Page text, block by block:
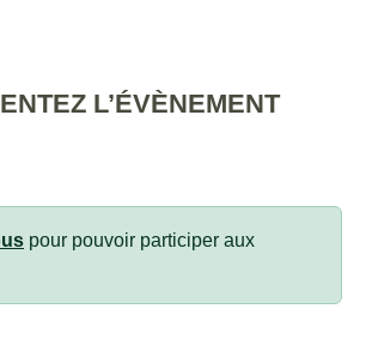
L’ÉVÈNEMENT
pour pouvoir participer aux